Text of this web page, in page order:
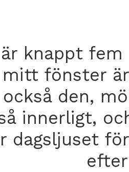
knappt
fönster
den,
innerligt,
dagsljuset